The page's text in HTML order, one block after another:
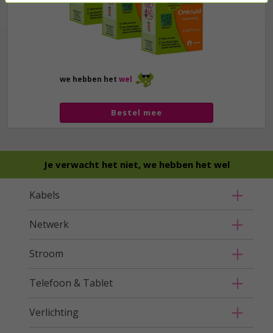
we hebben het wel
Bestel mee
Je verwacht het niet, we hebben het wel
Kabels
Netwerk
Stroom
Telefoon & Tablet
Verlichting